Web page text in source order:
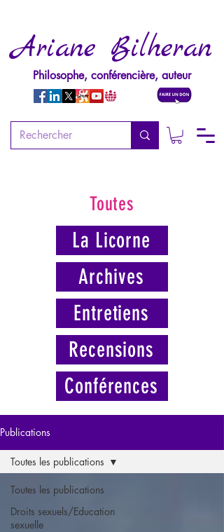
Ariane Bilheran
Philosophe, conférencière, auteur
Toutes
La Licorne
Archives
Entretiens
Recensions
Conférences
Publications
Toutes les publications
Droits sexuels/Education
sexuelle
Toutes les publications